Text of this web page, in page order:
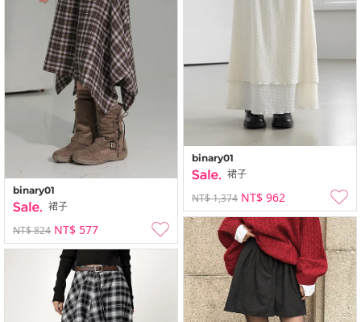
binary01
裙子
NT$ 1,374 NT$ 962
binary01
裙子
NT$ 824 NT$ 577